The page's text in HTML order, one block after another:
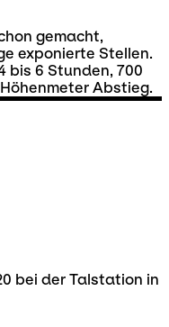
gemacht,
exponierte Stellen.
bis 6 Stunden, 700
Abstieg.
bei der Talstation in